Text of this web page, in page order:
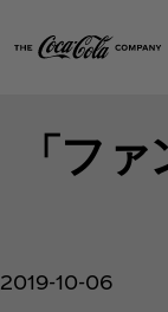
「フ
2019-10-06